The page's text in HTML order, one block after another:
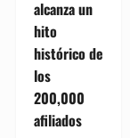
alcanza un
hito
histórico de
los
200,000
afiliados